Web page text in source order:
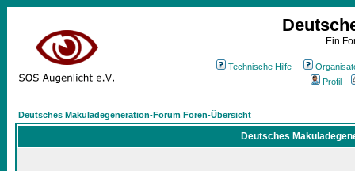
Ein
Technische Hilfe
Profil
Deutsches Makuladegeneration-Forum Foren-Übersicht
Deutsches